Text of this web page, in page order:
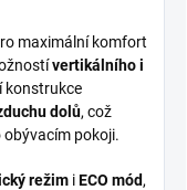
maximální komfort
vertikálního i
konstrukce
dolů, což
obývacím pokoji.
režim iECO mód,